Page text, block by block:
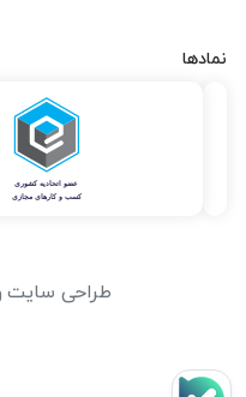
نمادها
طراحی سایت